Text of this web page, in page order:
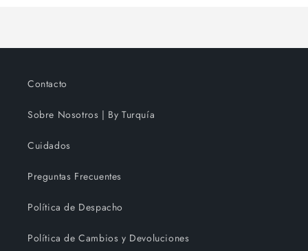
Contacto
Sobre Nosotros | By Turquía
Cuidados
Preguntas Frecuentes
Política de Despacho
Política de Cambios y Devoluciones